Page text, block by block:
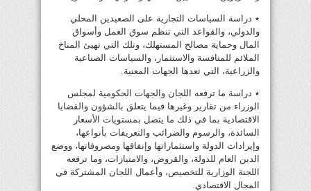
٭ دراسة السياسات التجارية على الصعيدين المحلي
والدولي، والقواعد التي تنظم سوق العمل وأسواق
المال وحماية مصالح المستهلك، وتلك التي تهيئ المناخ
الملائم للمنافسة والاستثمار، والسياسات الصناعية
والزراعية، التي تعدها الجهات المعنية.
٭ دراسة ما ترفعه اللجان والجهات الحكومية لمجلس
الوزراء من تقارير وغيرها فيما يتعلق بالشؤون والقضايا
الاقتصادية بما في ذلك ما يتصل بمستويات الأسعار
السائدة، والرسوم والضرائب والتعريفات بأنواعها،
وإيرادات الدولة واستثماراتها وإنفاقها ومصروفاتها، ووضع
الدين العام للدولة، والقروض، والامتيازات، وما ترفعه
اللجنة الوزارية للتخصيص، وأعمال اللجان المشتركة في
المجال الاقتصادي.